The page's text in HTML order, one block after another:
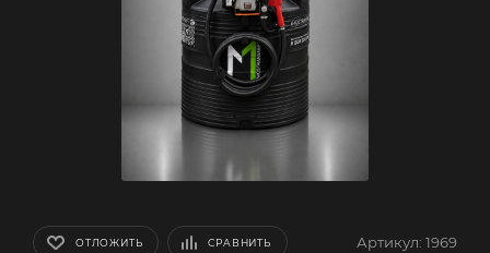
ОТЛОЖИТЬ СРАВНИТЬ Артикул: 1969